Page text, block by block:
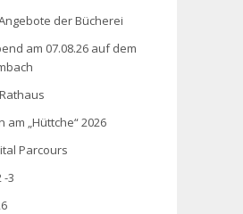
der Bücherei
am 07.08.26 auf dem
am „Hüttche“ 2026
Parcours
-3